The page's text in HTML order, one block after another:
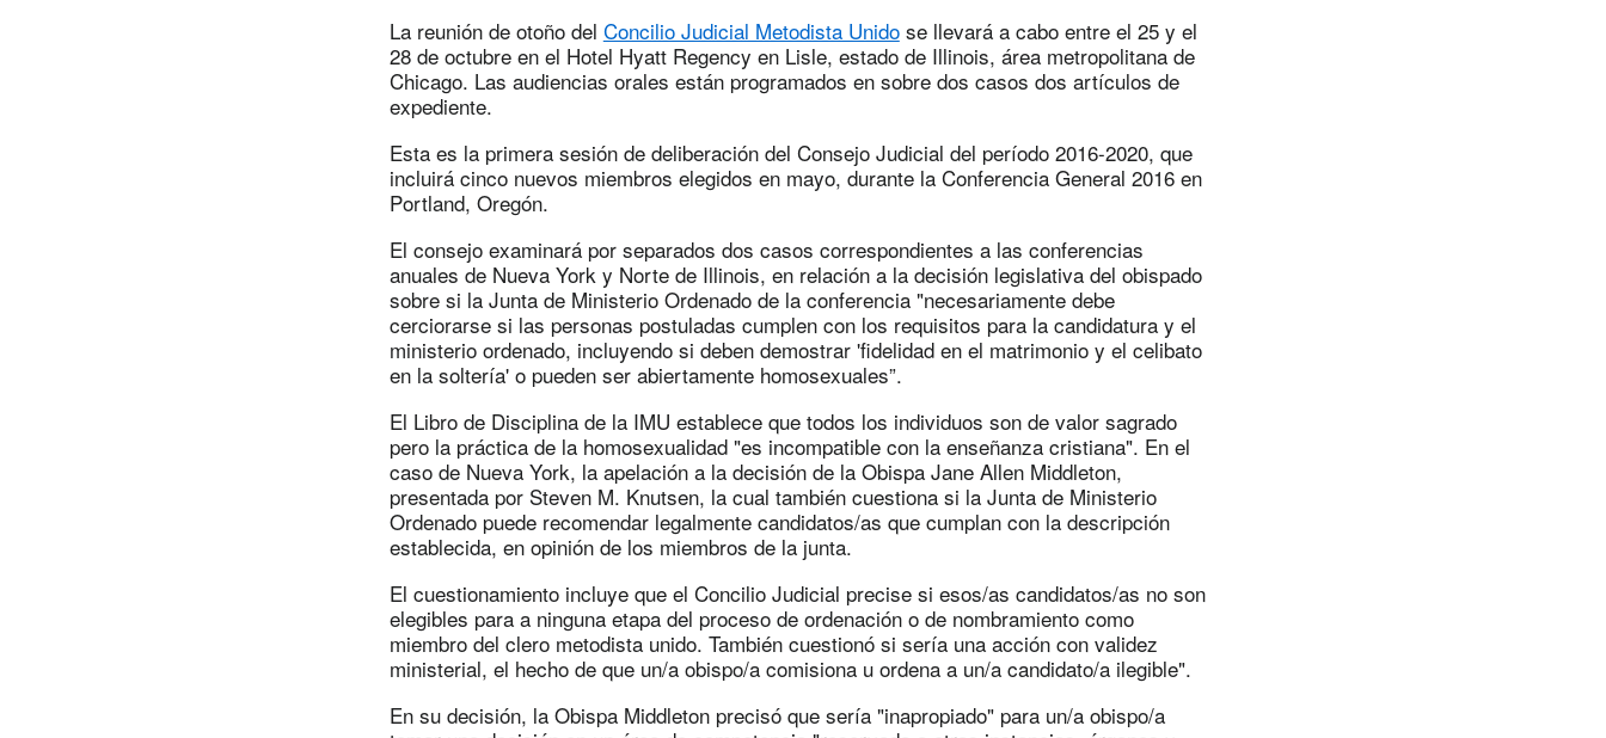
La reunión de otoño del Concilio Judicial Metodista Unidose llevará a cabo entre el 25 y el
28 de octubre en el Hotel Hyatt Regency en Lisle, estado de Illinois, área metropolitana de
Chicago. Las audiencias orales están programados en sobre dos casos dos artículos de
expediente.
Esta es la primera sesión de deliberación del Consejo Judicial del período 2016-2020, que
incluirá cinco nuevos miembros elegidos en mayo, durante la Conferencia General 2016 en
Portland, Oregón.
El consejo examinará por separados dos casos correspondientes a las conferencias
anuales de Nueva York y Norte de Illinois, en relación a la decisión legislativa del obispado
sobre si la Junta de Ministerio Ordenado de la conferencia "necesariamente debe
cerciorarse si las personas postuladas cumplen con los requisitos para la candidatura y el
ministerio ordenado, incluyendo si deben demostrar 'fidelidad en el matrimonio y el celibato
en la soltería' o pueden ser abiertamente homosexuales”.
El Libro de Disciplina de la IMU establece que todos los individuos son de valor sagrado
pero la práctica de la homosexualidad "es incompatible con la enseñanza cristiana". En el
caso de Nueva York, la apelación a la decisión de la Obispa Jane Allen Middleton,
presentada por Steven M. Knutsen, la cual también cuestiona si la Junta de Ministerio
Ordenado puede recomendar legalmente candidatos/as que cumplan con la descripción
establecida, en opinión de los miembros de la junta.
El cuestionamiento incluye que el Concilio Judicial precise si esos/as candidatos/as no son
elegibles para a ninguna etapa del proceso de ordenación o de nombramiento como
miembro del clero metodista unido. También cuestionó si sería una acción con validez
ministerial, el hecho de que un/a obispo/a comisiona u ordena a un/a candidato/a ilegible".
En su decisión, la Obispa Middleton precisó que sería "inapropiado" para un/a obispo/a